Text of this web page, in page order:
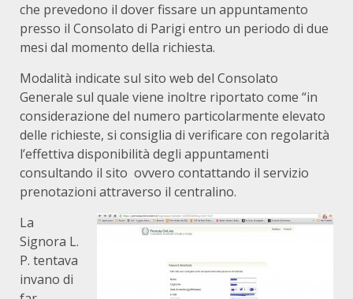
che prevedono il dover fissare un appuntamento
presso il Consolato di Parigi entro un periodo di due
mesi dal momento della richiesta.
Modalità indicate sul sito web del Consolato
Generale sul quale viene inoltre riportato come “in
considerazione del numero particolarmente elevato
delle richieste, si consiglia di verificare con regolarità
l’effettiva disponibilità degli appuntamenti
consultando il sito ovvero contattando il servizio
prenotazioni attraverso il centralino.
La
Signora L.
P. tentava
invano di